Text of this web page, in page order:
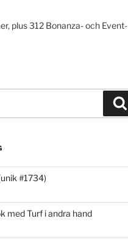
plus 312 Bonanza- och Event-
#1734)
med Turf i andra hand